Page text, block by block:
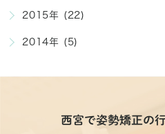
2015年 (22)
2014年 (5)
西宮で姿勢矯正の